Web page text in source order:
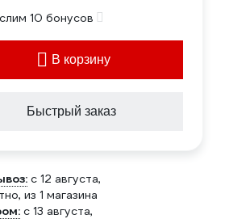
10 бонусов
В корзину
Быстрый заказ
c 12 августа,
, из 1 магазина
c 13 августа,